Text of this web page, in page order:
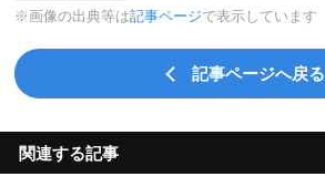
※画像の出典等は記事ページで表示しています
記事ページへ戻る
関連する記事